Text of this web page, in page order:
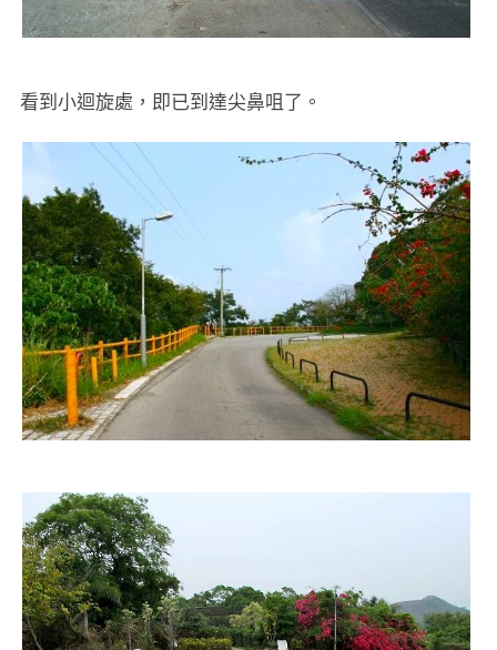
看到小迴旋處，即已到達尖鼻咀了。